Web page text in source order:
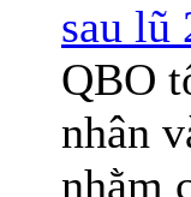
sau lũ
QBO
nhân
nhằm